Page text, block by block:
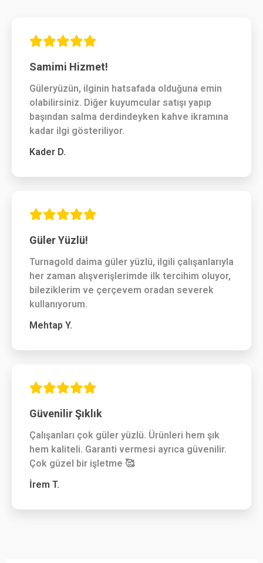
Samimi Hizmet!
Güleryüzün, ilginin hatsafada olduğuna emin
olabilirsiniz. Diğer kuyumcular satışı yapıp
başından salma derdindeyken kahve ikramına
kadar ilgi gösteriliyor.
Kader D.
Güler Yüzlü!
Turnagold daima güler yüzlü, ilgili çalışanlarıyla
her zaman alışverişlerimde ilk tercihim oluyor,
bileziklerim ve çerçevem oradan severek
kullanıyorum.
Mehtap Y.
Güvenilir Şıklık
Çalışanları çok güler yüzlü. Ürünleri hem şık
hem kaliteli. Garanti vermesi ayrıca güvenilir.
Çok güzel bir işletme 🥰
İrem T.